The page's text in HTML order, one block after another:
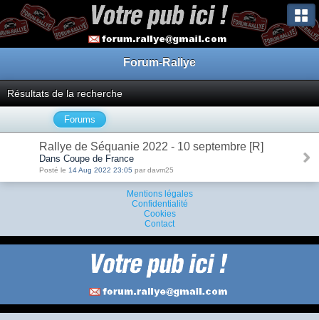
Forum-Rallye
Résultats de la recherche
Forums
Rallye de Séquanie 2022 - 10 septembre [R]
Dans Coupe de France
Posté le 14 Aug 2022 23:05 par davm25
Mentions légales
Confidentialité
Cookies
Contact